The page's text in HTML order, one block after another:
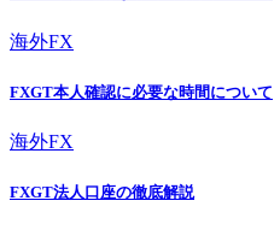
海外FX
FXGT本人確認に必要な時間について
海外FX
FXGT法人口座の徹底解説